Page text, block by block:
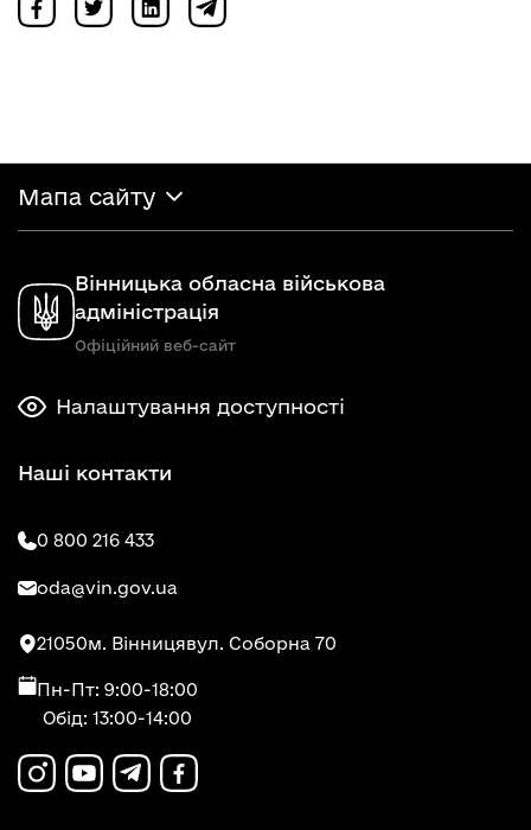
Мапа сайту
Вінницька обласна військова
адміністрація
Офіційний веб-сайт
Налаштування доступності
Наші контакти
0 800 216 433
oda@vin.gov.ua
21050м. Вінницявул. Соборна 70
Пн-Пт: 9:00-18:00
Обід: 13:00-14:00